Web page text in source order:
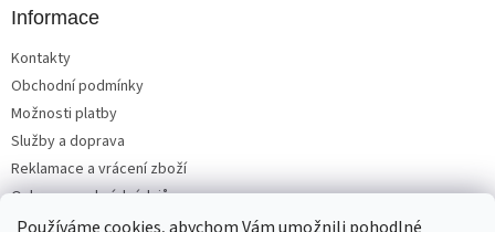
Informace
Kontakty
Obchodní podmínky
Možnosti platby
Služby a doprava
Reklamace a vrácení zboží
Ochrana osobních údajů